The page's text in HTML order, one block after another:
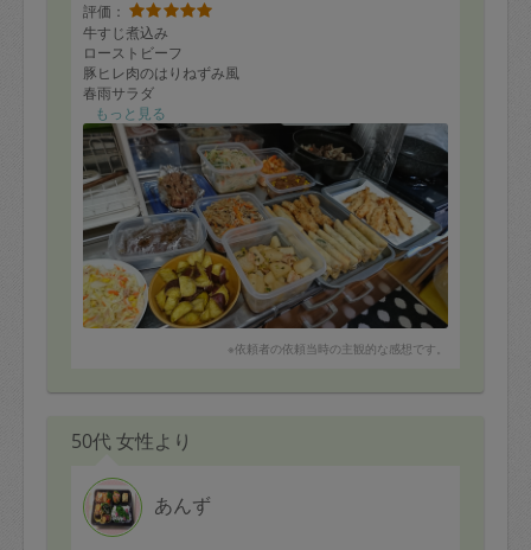
評価：
牛すじ煮込み
ローストビーフ
豚ヒレ肉のはりねずみ風
春雨サラダ
コールスロー
切り干し大根の煮物
春巻
とり天
カキフライ
サツマイモの揚げ物
豚バラ肉と大根の煮物
エビチリ
ひき肉とコーンのケチャップ炒め
を作って頂きました。たくさんの材料を使っていただき
ありがとうございます！豚ヒレ肉も何にしようか悩んで
いたら美味しくて見た目も可愛いお料理になり、さすが
しい！とほとんど一食で食べきってしまいました。合挽
教えて頂きたいと思います！
揚げ物もたくさんして頂いたので、明日のお花見に持参
したいと思います。たくさんの美味しいお料理をありが
とうございました！
もっと見る
※依頼者の依頼当時の主観的な感想です。
50代 女性より
あんず